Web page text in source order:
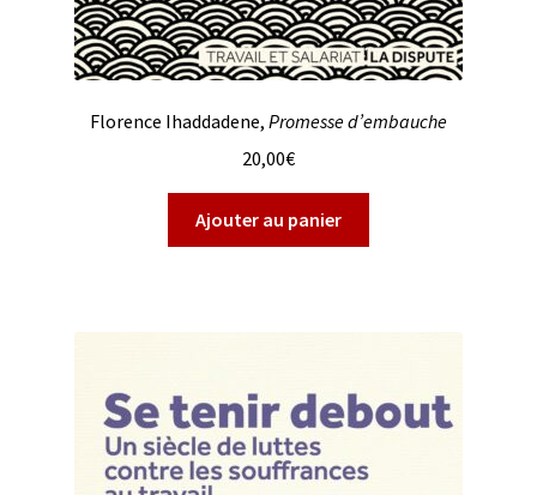
Florence Ihaddadene, Promesse d’embauche
20,00€
Ajouter au panier